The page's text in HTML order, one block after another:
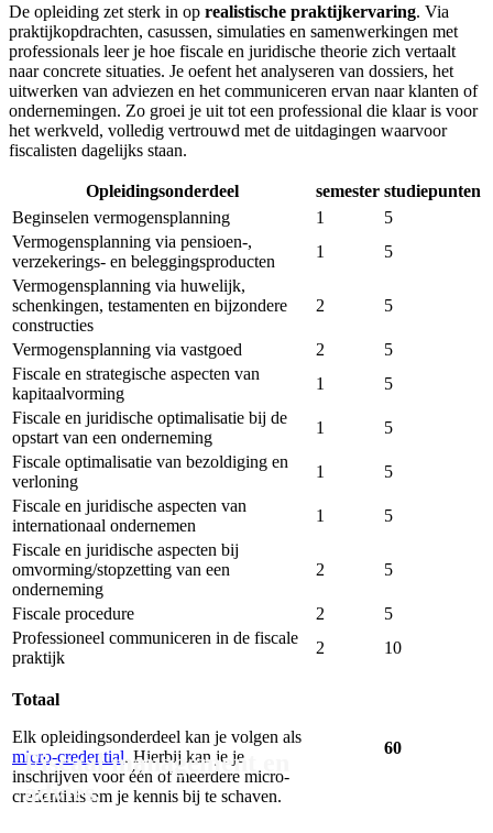
Fiscaal management en
advies.
De opleiding zet sterk in op realistische praktijkervaring. Via
praktijkopdrachten, casussen, simulaties en samenwerkingen met
professionals leer je hoe fiscale en juridische theorie zich vertaalt
naar concrete situaties. Je oefent het analyseren van dossiers, het
uitwerken van adviezen en het communiceren ervan naar klanten of
ondernemingen. Zo groei je uit tot een professional die klaar is voor
het werkveld, volledig vertrouwd met de uitdagingen waarvoor
fiscalisten dagelijks staan.
Aantal studiepunten en semester per opleidingsonderdeel.
Opleidingsonderdeel semester studiepunten
Beginselen vermogensplanning
1
5
Vermogensplanning via pensioen-,
verzekerings- en beleggingsproducten
1
5
Vermogensplanning via huwelijk,
schenkingen, testamenten en bijzondere
constructies
2 5
Vermogensplanning via vastgoed 2
5
Fiscale en strategische aspecten van
kapitaalvorming
1
5
Fiscale en juridische optimalisatie bij de
opstart van een onderneming
1
5
Fiscale optimalisatie van bezoldiging en
verloning
1
5
Fiscale en juridische aspecten van
internationaal ondernemen
1
5
Fiscale en juridische aspecten bij
omvorming/stopzetting van een
onderneming
2 5
Fiscale procedure 2
5
Professioneel communiceren in de fiscale
praktijk
2 10
Totaal
Elk opleidingsonderdeel kan je volgen als
micro-credential. Hierbij kan je je
inschrijven voor één of meerdere micro-
credentials om je kennis bij te schaven.
60